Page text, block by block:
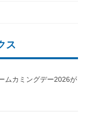
ス
ムカミングデー2026が